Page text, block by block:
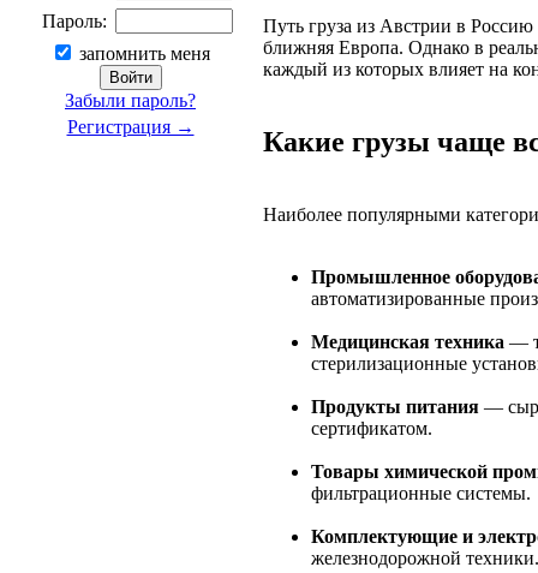
Пароль:
запомнить меня
Забыли пароль?
Регистрация →
Путь груза из Австрии в
ближняя Европа. Однако в
каждый из которых влияет на
Какие грузы чаще
Наиболее популярными
Промышленное
автоматизированные
Медицинская техника —
стерилизационные
Продукты питания —
сертификатом.
Товары химической
фильтрационные системы.
Комплектующие и
железнодорожной техники.